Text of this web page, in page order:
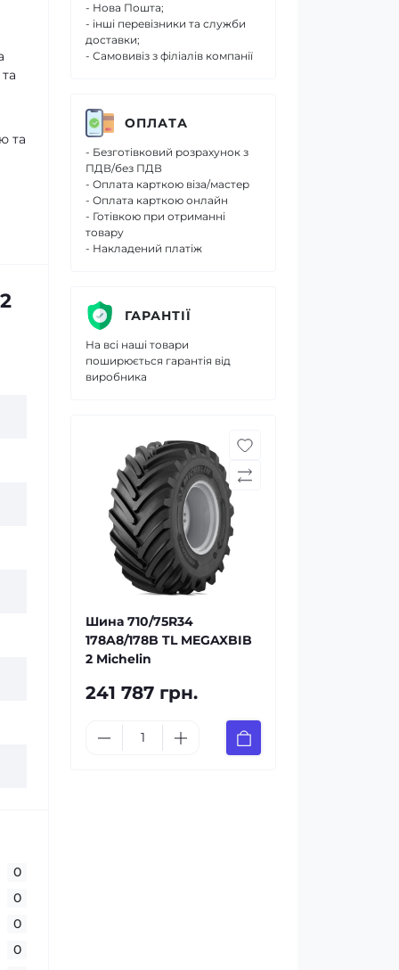
та
0
0
0
0
- Нова Пошта;
- інші перевізники та служби
доставки;
- Самовивіз з філіалів компанії
ОПЛАТА
- Безготівковий розрахунок з
ПДВ/без ПДВ
- Оплата карткою віза/мастер
- Оплата карткою онлайн
- Готівкою при отриманні
товару
- Накладений платіж
ГАРАНТІЇ
На всі наші товари
поширюється гарантія від
виробника
Шина 710/75R34
178A8/178B TL MEGAXBIB
2 Michelin
241 787 грн.